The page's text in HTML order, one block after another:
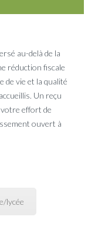
au-delà de la
réduction fiscale
de vie et la qualité
Un reçu
votre effort de
ouvert à
lycée